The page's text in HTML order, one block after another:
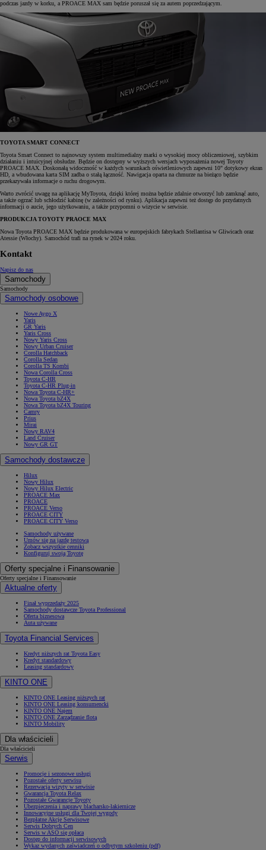
podczas jazdy w korku, a PROACE MAX sam będzie poruszał się za autem poprzedzającym.
TOYOTA SMART CONNECT
Toyota Smart Connect to najnowszy system multimedialny marki o wysokiej mocy obliczeniowej, szybkim
działaniu i intuicyjnej obsłudze. Będzie on dostępny w wyższych wersjach wyposażenia nowej Toyoty
PROACE MAX. Doskonałą widoczność w każdych warunkach oświetleniowych zapewni 10" dotykowy ekran
HD, a wbudowana karta SIM zadba o stałą łączność. Nawigacja oparta na chmurze na bieżąco będzie
przekazywała informacje o ruchu drogowym.
Warto zwrócić uwagę na aplikację MyToyota, dzięki której można będzie zdalnie otworzyć lub zamknąć auto,
a także ogrzać lub schłodzić kabinę (w zależności od rynku). Aplikacja zapewni też dostęp do przydatnych
informacji o aucie, jego użytkowaniu, a także przypomni o wizycie w serwisie.
PRODUKCJA TOYOTY PRAOCE MAX
Nowa Toyota PROACE MAX będzie produkowana w europejskich fabrykach Stellantisa w Gliwicach oraz
Atessie (Włochy). Samochód trafi na rynek w 2024 roku.
Kontakt
Napisz do nas
Samochody
Samochody
Samochody osobowe
Nowe Aygo X
Yaris
GR Yaris
Yaris Cross
Nowy Yaris Cross
Nowy Urban Cruiser
Corolla Hatchback
Corolla Sedan
Corolla TS Kombi
Nowa Corolla Cross
Toyota C-HR
Toyota C-HR Plug-in
Nowa Toyota C-HR+
Nowa Toyota bZ4X
Nowa Toyota bZ4X Touring
Camry
Prius
Mirai
Nowy RAV4
Land Cruiser
Nowy GR GT
Samochody dostawcze
Hilux
Nowy Hilux
Nowy Hilux Electric
PROACE Max
PROACE
PROACE Verso
PROACE CITY
PROACE CITY Verso
Samochody używane
Umów się na jazdę testową
Zobacz wszystkie cenniki
Konfiguruj swoją Toyotę
Oferty specjalne i Finansowanie
Oferty specjalne i Finansowanie
Aktualne oferty
Finał wyprzedaży 2025
Samochody dostawcze Toyota Professional
Oferta biznesowa
Auta używane
Toyota Financial Services
Kredyt niższych rat Toyota Easy
Kredyt standardowy
Leasing standardowy
KINTO ONE
KINTO ONE Leasing niższych rat
KINTO ONE Leasing konsumencki
KINTO ONE Najem
KINTO ONE Zarządzanie flotą
KINTO Mobility
Dla właścicieli
Dla właścicieli
Serwis
Promocje i sezonowe usługi
Pozostałe oferty serwisu
Rezerwacja wizyty w serwisie
Gwarancja Toyota Relax
Pozostałe Gwarancje Toyoty
Ubezpieczenia i naprawy blacharsko-lakiernicze
Innowacyjne usługi dla Twojej wygody
Bezpłatne Akcje Serwisowe
Serwis Dobrych Cen
Serwis w ASO się opłaca
Dostęp do informacji serwisowych
Wykaz wydanych zaświadczeń o odbytym szkoleniu (pdf)